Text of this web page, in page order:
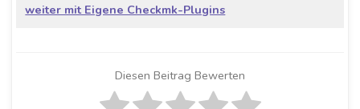
weiter mit Eigene Checkmk-Plugins
Diesen Beitrag Bewerten